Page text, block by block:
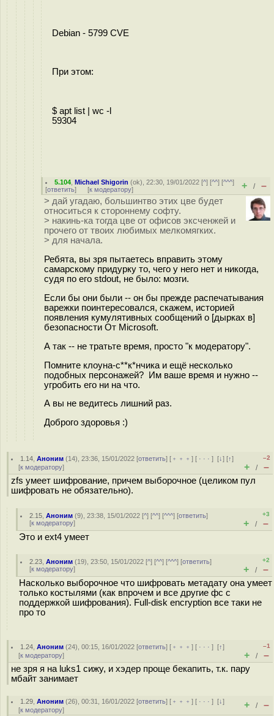
Debian - 5799 CVE
При этом:
$ apt list | wc -l
59304
5.104 ,Michael Shigorin (ok), 22:30, 19/01/2022 [^] [^^] [^^^]
[ответить] [к модератору] + / –
> дай угадаю, большинтво этих цве будет
относиться к стороннему софту.
> накинь-ка тогда цве от офисов эксченжей и
прочего от твоих любимых мелкомягких.
> для начала.
Ребята, вы зря пытаетесь вправить этому
самарскому придурку то, чего у него нет и никогда,
судя по его stdout, не было: мозги.
Если бы они были -- он бы прежде распечатывания
варежки поинтересовался, скажем, историей
появления кумулятивных сообщений о [дырках в]
безопасности От Microsoft.
А так -- не тратьте время, просто "к модератору".
Помните клоуна-с**к*нчика и ещё несколько
подобных персонажей? Им ваше время и нужно --
угробить его ни на что.
А вы не ведитесь лишний раз.
Доброго здоровья :)
1.14 ,Аноним (14), 23:36, 15/01/2022 [ответить] [ ﹢﹢﹢] [ · · ·][↓] [↑]
[к модератору]
–2
+ / –
zfs умеет шифрование, причем выборочное (целиком пул
шифровать не обязательно).
2.15 ,Аноним (9), 23:38, 15/01/2022 [^] [^^] [^^^] [ответить]
[к модератору]
+3
+ / –
Это и ext4 умеет
2.23 ,Аноним (19), 23:50, 15/01/2022 [^] [^^] [^^^] [ответить]
[к модератору]
+2
+ / –
Насколько выборочное что шифровать метадату она умеет
только костылями (как впрочем и все другие фс с
поддержкой шифрования). Full-disk encryption все таки не
про то
1.24 ,Аноним (24), 00:15, 16/01/2022 [ответить] [ ﹢﹢﹢] [ · · ·][↑]
[к модератору]
–1
+ / –
не зря я на luks1 сижу, и хэдер проще бекапить, т.к. пару
мбайт занимает
1.29 ,Аноним (26), 00:31, 16/01/2022 [ответить] [ ﹢﹢﹢] [ · · ·][↓]
[к модератору] + / –